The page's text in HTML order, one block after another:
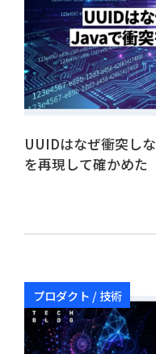
UUIDはなぜ衝突し
を再現して確かめた
プロダクト / 技術